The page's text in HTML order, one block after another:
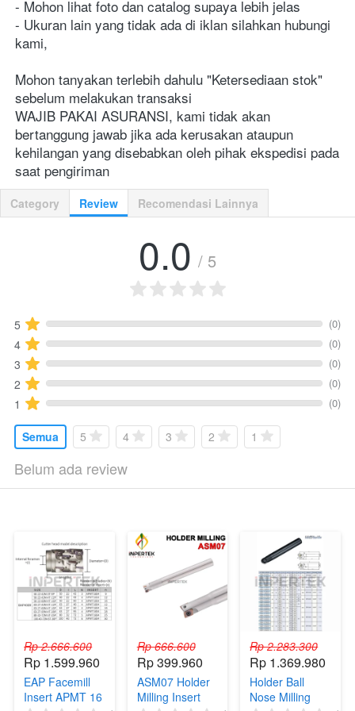
- Mohon lihat foto dan catalog supaya lebih jelas
- Ukuran lain yang tidak ada di iklan silahkan hubungi
kami,
Mohon tanyakan terlebih dahulu "Ketersediaan stok"
sebelum melakukan transaksi
WAJIB PAKAI ASURANSI, kami tidak akan
bertanggung jawab jika ada kerusakan ataupun
kehilangan yang disebabkan oleh pihak ekspedisi pada
saat pengiriman
Category Review Recomendasi Lainnya
0.0 / 5
5 (0)
4 (0)
3 (0)
2 (0)
1 (0)
Semua 5 4 3 2 1
Belum ada review
Rp 2.666.600
Rp 1.599.960
EAP Facemill
Insert APMT 16
Rp 666.600
Rp 399.960
ASM07 Holder
Milling Insert
Rp 2.283.300
Rp 1.369.980
Holder Ball
Nose Milling